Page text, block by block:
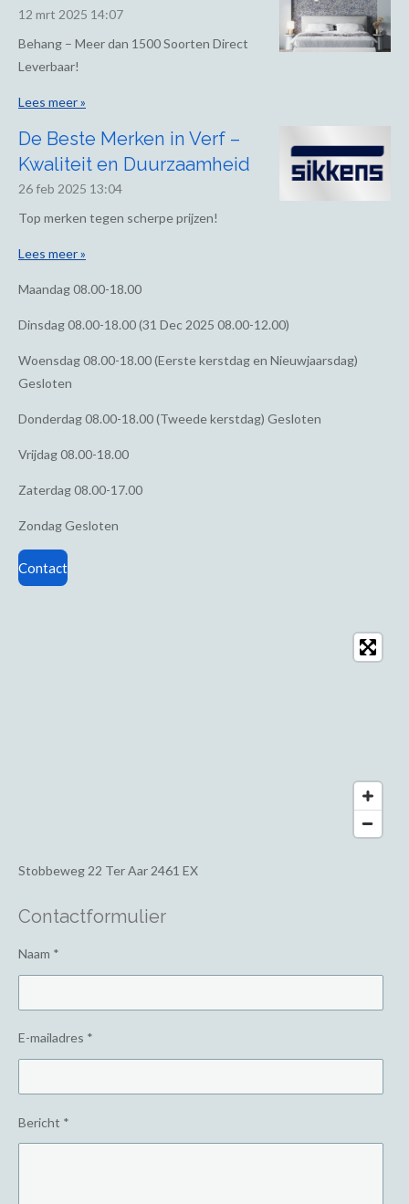
12 mrt 2025 14:07
Behang – Meer dan 1500 Soorten Direct
Leverbaar!
Lees meer »
De Beste Merken in Verf –
Kwaliteit en Duurzaamheid
26 feb 2025 13:04
Top merken tegen scherpe prijzen!
Lees meer »
Maandag08.00-18.00
Dinsdag08.00-18.00 (31 Dec 2025 08.00-12.00)
Woensdag08.00-18.00 (Eerste kerstdag en Nieuwjaarsdag)
Gesloten
Donderdag08.00-18.00 (Tweede kerstdag) Gesloten
Vrijdag08.00-18.00
Zaterdag08.00-17.00
ZondagGesloten
Contact
Stobbeweg 22 Ter Aar 2461 EX
Contactformulier
Naam *
E-mailadres *
Bericht *